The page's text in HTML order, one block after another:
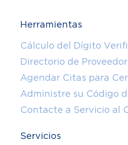
Herramientas
Cálculo del Dígito
Directorio de
Agendar Citas para
Administre su Código
Contacte a Servicio al
Servicios